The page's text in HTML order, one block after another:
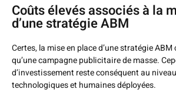
Coûts élevés associés à la
d’une stratégie ABM
Certes, la mise en place d’une stratégie
qu’une campagne publicitaire de masse.
d’investissement reste conséquent au
technologiques et humaines déployées.